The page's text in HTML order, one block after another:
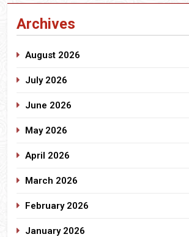
Archives
August 2026
July 2026
June 2026
May 2026
April 2026
March 2026
February 2026
January 2026